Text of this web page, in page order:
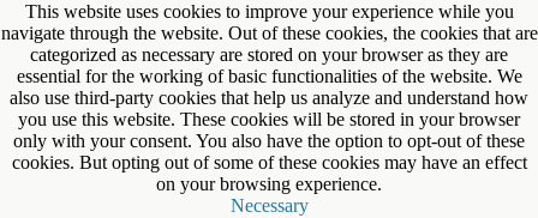
This website uses cookies to improve your experience while you
navigate through the website. Out of these cookies, the cookies that are
categorized as necessary are stored on your browser as they are
essential for the working of basic functionalities of the website. We
also use third-party cookies that help us analyze and understand how
you use this website. These cookies will be stored in your browser
only with your consent. You also have the option to opt-out of these
cookies. But opting out of some of these cookies may have an effect
on your browsing experience.
Necessary